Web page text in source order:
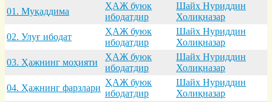
01. Муқaддимa
ҲАЖ буюк
ибодатдир
Шайх Нуриддин
Холиқназар
02. Улуғ ибодaт
ҲАЖ буюк
ибодатдир
Шайх Нуриддин
Холиқназар
03. Ҳaжнинг моҳияти
ҲАЖ буюк
ибодатдир
Шайх Нуриддин
Холиқназар
04. Ҳaжнинг фaрзлaри
ҲАЖ буюк
ибодатдир
Шайх Нуриддин
Холиқназар